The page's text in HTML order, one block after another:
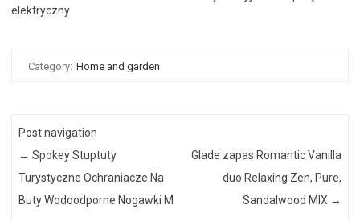
elektryczny.
Category: Home and garden
Post navigation
← Spokey Stuptuty
Turystyczne Ochraniacze Na
Buty Wodoodporne Nogawki M
Glade zapas Romantic Vanilla
duo Relaxing Zen, Pure,
Sandalwood MIX →